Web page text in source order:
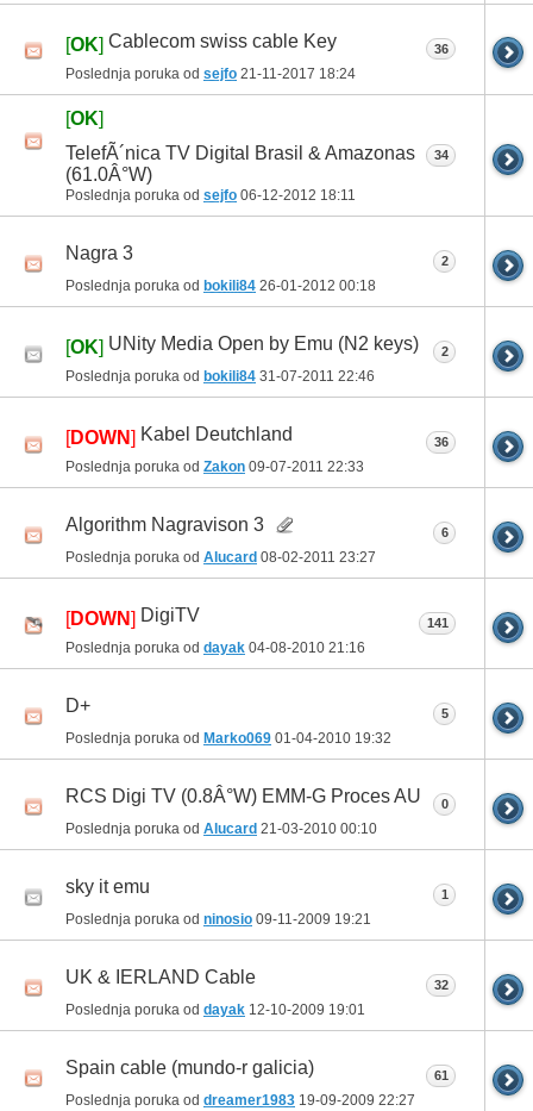
[OK] Cablecom swiss cable Key
Poslednja poruka od sejfo 21-11-2017 18:24
36
[OK]
TelefÃ´nica TV Digital Brasil & Amazonas
(61.0Â°W)
Poslednja poruka od sejfo 06-12-2012 18:11
34
Nagra 3
Poslednja poruka od bokili84 26-01-2012 00:18
2
[OK] UNity Media Open by Emu (N2 keys)
Poslednja poruka od bokili84 31-07-2011 22:46
2
[DOWN] Kabel Deutchland
Poslednja poruka od Zakon 09-07-2011 22:33
36
Algorithm Nagravison 3
Poslednja poruka od Alucard 08-02-2011 23:27
6
[DOWN] DigiTV
Poslednja poruka od dayak 04-08-2010 21:16
141
D+
Poslednja poruka od Marko069 01-04-2010 19:32
5
RCS Digi TV (0.8Â°W) EMM-G Proces AU
Poslednja poruka od Alucard 21-03-2010 00:10
0
sky it emu
Poslednja poruka od ninosio 09-11-2009 19:21
1
UK & IERLAND Cable
Poslednja poruka od dayak 12-10-2009 19:01
32
Spain cable (mundo-r galicia)
Poslednja poruka od dreamer1983 19-09-2009 22:27
61